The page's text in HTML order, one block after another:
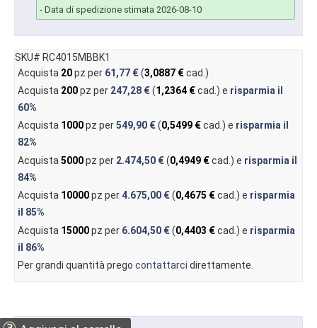
- Data di spedizione stimata 2026-08-10
SKU# RC4015MBBK1
Acquista 20pz per 61,77 €(3,0887 €cad.)
Acquista 200pz per 247,28 €(1,2364 €cad.) e risparmia il
60%
Acquista 1000pz per549,90 €(0,5499 €cad.) e risparmia il
82%
Acquista 5000pz per 2.474,50 €(0,4949 €cad.) e risparmia il
84%
Acquista 10000pz per4.675,00 €(0,4675 €cad.) e risparmia
il 85%
Acquista 15000pz per 6.604,50 €(0,4403 €cad.) e risparmia
il 86%
Per grandi quantità prego contattarci direttamente.